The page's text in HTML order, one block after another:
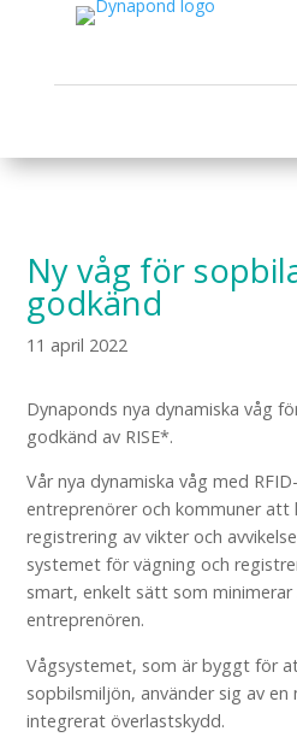
Ny våg för
godkänd
11 april 2022
Dynaponds nya dynamiska våg
godkänd av RISE*.
Vår nya dynamiska våg med
entreprenörer och kommuner att
registrering av vikter och
systemet för vägning och
smart, enkelt sätt som
entreprenören.
Vågsystemet, som är byggt för
sopbilsmiljön, använder sig av
integrerat överlastskydd.